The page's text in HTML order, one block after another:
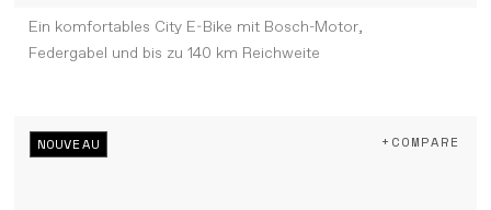
Ein komfortables City E-Bike mit Bosch-Motor,
Federgabel und bis zu 140 km Reichweite
NOUVEAU +COMPARE